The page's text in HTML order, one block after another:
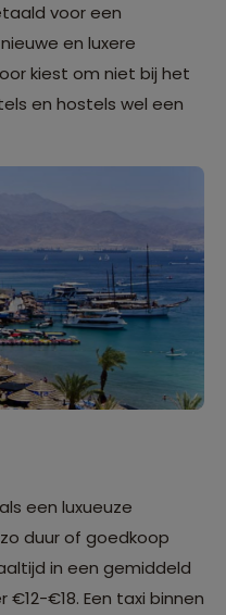
voor een
en luxere
kiest om niet bij het
en hostels wel een
een luxueuze
duur of goedkoop
in een gemiddeld
€18. Een taxi binnen